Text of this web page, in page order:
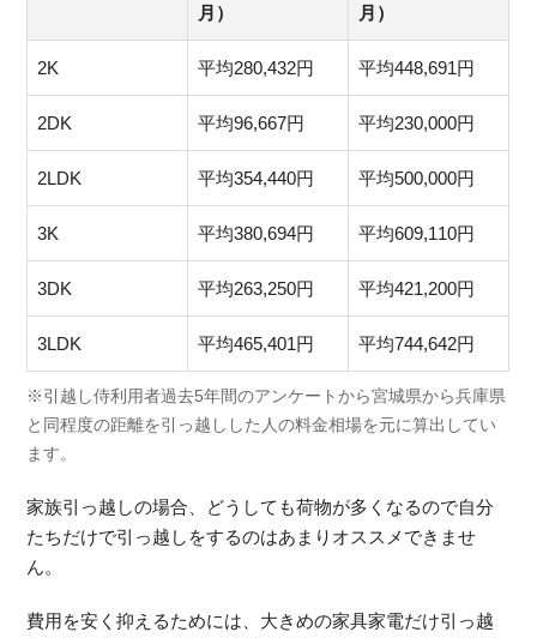
月）
月）
2K 平均280,432円 平均448,691円
2DK 平均96,667円 平均230,000円
2LDK 平均354,440円 平均500,000円
3K 平均380,694円 平均609,110円
3DK 平均263,250円 平均421,200円
3LDK 平均465,401円 平均744,642円
※引越し侍利用者過去5年間のアンケートから宮城県から兵庫県
と同程度の距離を引っ越しした人の料金相場を元に算出してい
ます。
家族引っ越しの場合、どうしても荷物が多くなるので自分
たちだけで引っ越しをするのはあまりオススメできませ
ん。
費用を安く抑えるためには、大きめの家具家電だけ引っ越